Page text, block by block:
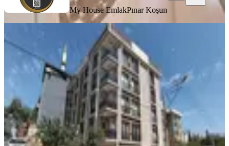
My House EmlakPınar Koşun
Deü Tınaztepe Kampüsü Yakını
2+0doğalgazlı Balkonlu Arakat Daire
Buca, Atatürk Mahallesi
2+0 ·50 m² ·Yüksek giriş · 21.07.2026
3.550.000 ₺